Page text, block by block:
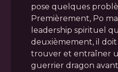
pose quelques
Premièrement, Po
leadership spirituel
deuxièmement, il
trouver et entraîner
guerrier dragon